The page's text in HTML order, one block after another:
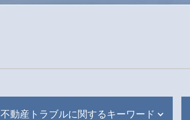
不動産トラブルに関するキーワード